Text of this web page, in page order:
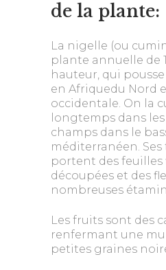
de la plante:
La nigelle (ou
plante annuelle de
hauteur, qui
en Afriquedu Nord
occidentale. On la
longtemps dans
champs dans le
méditerranéen. Ses
portent des
découpées et des
nombreuses
Les fruits sont des
renfermant une
petites graines